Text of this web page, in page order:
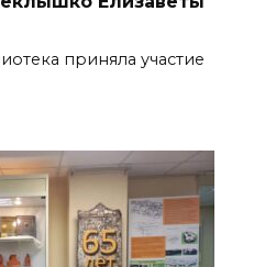
приняла участие